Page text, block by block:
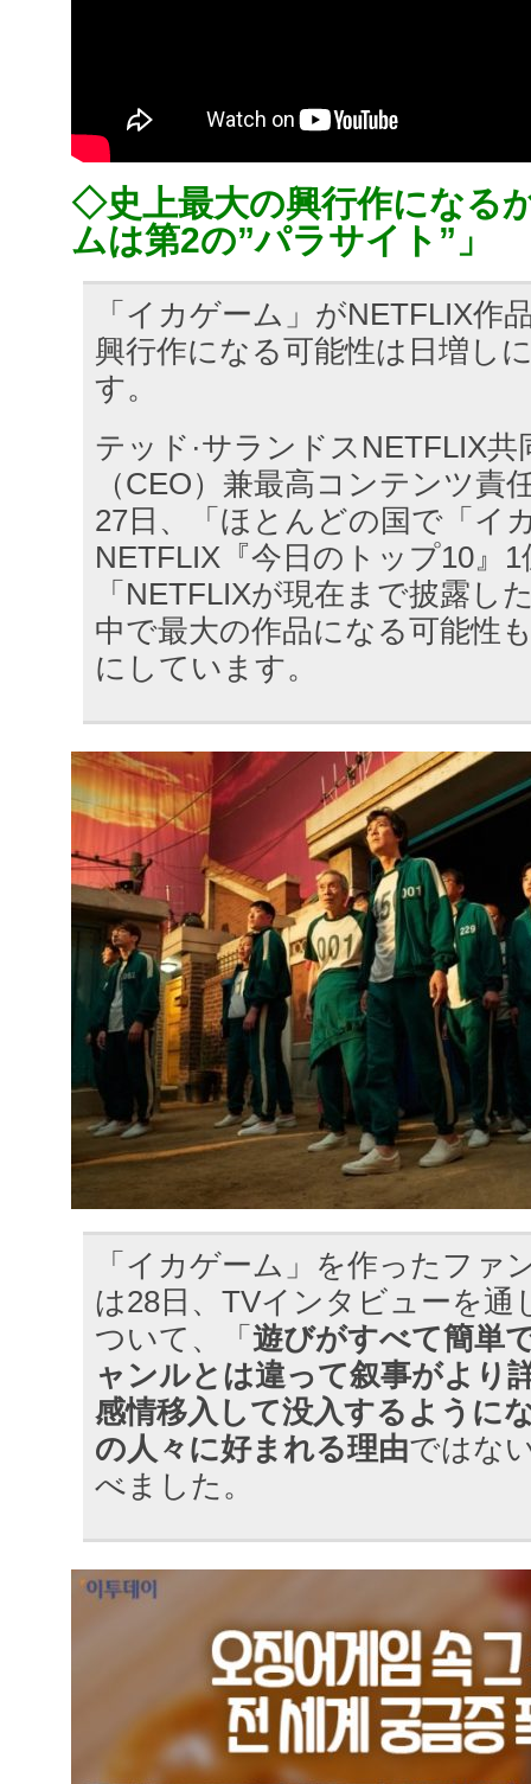
◇史上最大の興行作になる
ムは第2の”パラサイト”」
「イカゲーム」がNETFLIX作
興行作になる可能性は日増し
す。
テッド·サランドスNETFLIX共
（CEO）兼最高コンテンツ責
27日、「ほとんどの国で「イ
NETFLIX『今日のトップ10』
「NETFLIXが現在まで披露し
中で最大の作品になる可能性
にしています。
「イカゲーム」を作ったファ
は28日、TVインタビューを通
ついて、「 遊びがすべて簡単
ャンルとは違って叙事がより
感情移入して没入するように
の人々に好まれる理由ではな
べました。